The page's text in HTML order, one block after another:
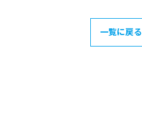
一覧に戻る